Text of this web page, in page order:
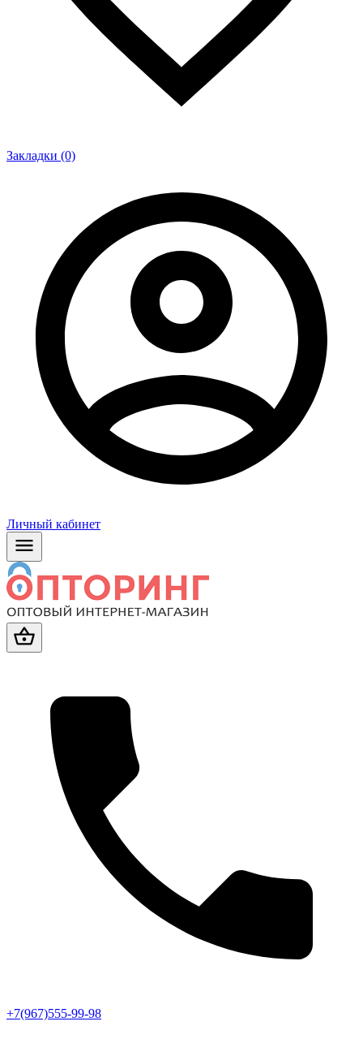
Закладки (0)
Личный кабинет
+7(967)555-99-98